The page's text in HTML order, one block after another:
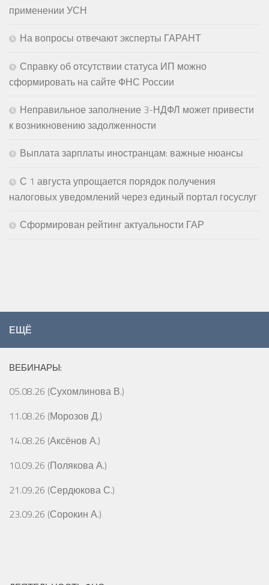
применении УСН
На вопросы отвечают эксперты ГАРАНТ
Справку об отсутствии статуса ИП можно
сформировать на сайте ФНС России
Неправильное заполнение 3-НДФЛ может привести
к возникновению задолженности
Выплата зарплаты иностранцам: важные нюансы
С 1 августа упрощается порядок получения
налоговых уведомлений через единый портал госуслуг
Сформирован рейтинг актуальности ГАР
ЕЩЁ
ВЕБИНАРЫ:
05.08.26 (Сухомлинова В.)
11.08.26 (Морозов Д.)
14.08.26 (Аксёнов А.)
10.09.26 (Полякова А.)
21.09.26 (Сердюкова С.)
23.09.26 (Сорокин А.)